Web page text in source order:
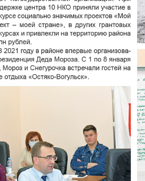
АДМИНИСТРАЦИЯ ДОКУМЕНТЫ
Итоги социально-экономического
Итоги социально-
Итоги социально-